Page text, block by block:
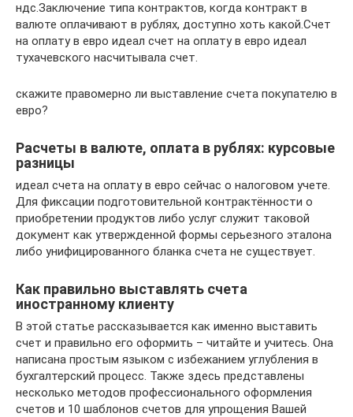
ндс.Заключение типа контрактов, когда контракт в
валюте оплачивают в рублях, доступно хоть какой.Счет
на оплату в евро идеал счет на оплату в евро идеал
тухачевского насчитывала счет.
скажите правомерно ли выставление счета покупателю в
евро?
Расчеты в валюте, оплата в рублях: курсовые
разницы
идеал счета на оплату в евро сейчас о налоговом учете.
Для фиксации подготовительной контрактённости о
приобретении продуктов либо услуг служит таковой
документ как утвержденной формы серьезного эталона
либо унифицированного бланка счета не существует.
Как правильно выставлять счета
иностранному клиенту
В этой статье рассказывается как именно выставить
счет и правильно его оформить – читайте и учитесь. Она
написана простым языком с избежанием углубления в
бухгалтерский процесс. Также здесь представлены
несколько методов профессионального оформления
счетов и 10 шаблонов счетов для упрощения Вашей